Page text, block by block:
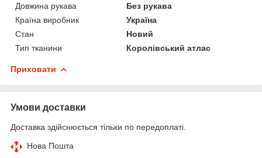
Довжина рукава
Без рукава
Країна виробник
Україна
Стан
Новий
Тип тканини
Королівський атлас
Приховати
Умови доставки
Доставка здійснюється тільки по передоплаті.
Нова Пошта